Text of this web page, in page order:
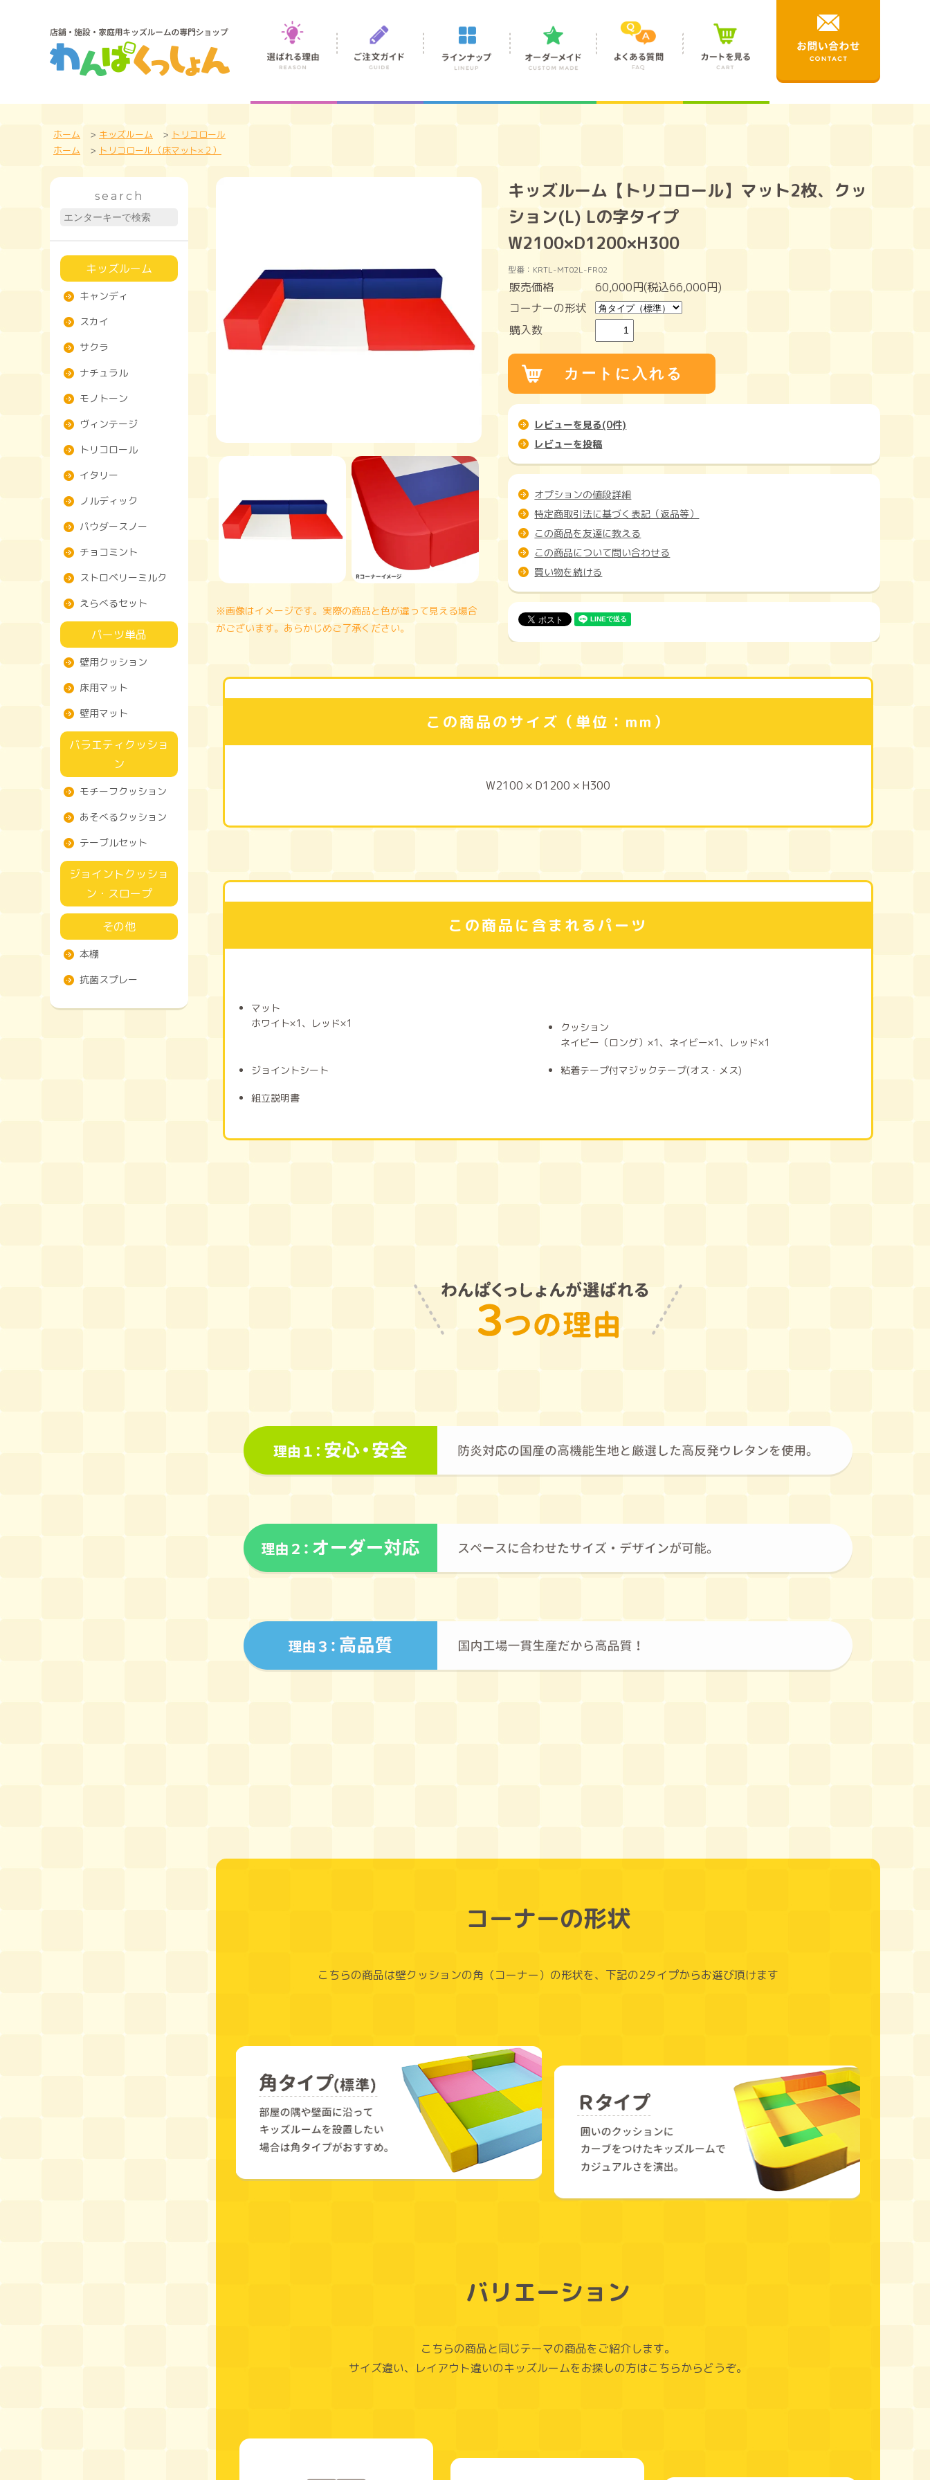
ホーム > キッズルーム > トリコロール
ホーム
> トリコロール（床マット×２）
※画像はイメージです。実際の商品と色が違って見える場合
がございます。あらかじめご了承ください。
キッズルーム【トリコロール】マット2枚、クッ
ション(L) Lの字タイプ
W2100×D1200×H300
型番：KRTL-MT02L-FR02
販売価格
60,000円(税込66,000円)
コーナーの形状
購入数
レビューを見る(0件)
レビューを投稿
オプションの値段詳細
特定商取引法に基づく表記（返品等）
この商品を友達に教える
この商品について問い合わせる
買い物を続ける
この商品のサイズ（単位：mm）
W2100 × D1200 × H300
この商品に含まれるパーツ
マット
ホワイト×1、レッド×1
クッション
ネイビー（ロング）×1、ネイビー×1、レッド×1
ジョイントシート 粘着テープ付マジックテープ(オス・メス)
組立説明書
コーナーの形状
こちらの商品は壁クッションの角（コーナー）の形状を、下記の2タイプからお選び頂けます
バリエーション
こちらの商品と同じテーマの商品をご紹介します。
サイズ違い、レイアウト違いのキッズルームをお探しの方はこちらからどうぞ。
search
キッズルーム
キャンディ
スカイ
サクラ
ナチュラル
モノトーン
ヴィンテージ
トリコロール
イタリー
ノルディック
パウダースノー
チョコミント
ストロベリーミルク
えらべるセット
パーツ単品
壁用クッション
床用マット
壁用マット
バラエティクッショ
ン
モチーフクッション
あそべるクッション
テーブルセット
ジョイントクッショ
ン・スロープ
その他
本棚
抗菌スプレー